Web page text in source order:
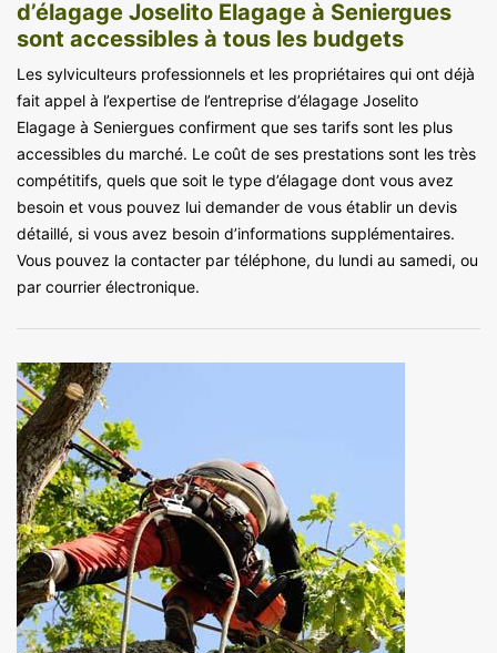
d’élagage Joselito Elagage à Seniergues
sont accessibles à tous les budgets
Les sylviculteurs professionnels et les propriétaires qui ont déjà
fait appel à l’expertise de l’entreprise d’élagage Joselito
Elagage à Seniergues confirment que ses tarifs sont les plus
accessibles du marché. Le coût de ses prestations sont les très
compétitifs, quels que soit le type d’élagage dont vous avez
besoin et vous pouvez lui demander de vous établir un devis
détaillé, si vous avez besoin d’informations supplémentaires.
Vous pouvez la contacter par téléphone, du lundi au samedi, ou
par courrier électronique.